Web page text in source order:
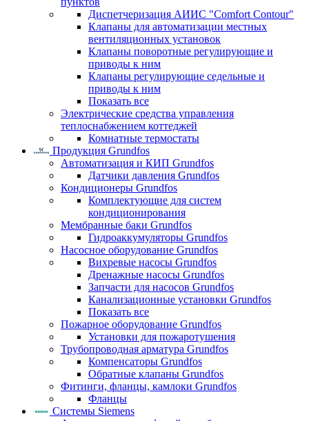
Диспетчеризация АИИС "Comfort Contour"
Клапаны для автоматизации местных
вентиляционных установок
Клапаны поворотные регулирующие и
приводы к ним
Клапаны регулирующие седельные и
приводы к ним
Показать все
Электрические средства управления
теплоснабжением коттеджей
Комнатные термостаты
Продукция Grundfos
Автоматизация и КИП Grundfos
Датчики давления Grundfos
Кондиционеры Grundfos
Комплектующие для систем
кондиционирования
Мембранные баки Grundfos
Гидроаккумуляторы Grundfos
Насосное оборудование Grundfos
Вихревые насосы Grundfos
Дренажные насосы Grundfos
Запчасти для насосов Grundfos
Канализационные установки Grundfos
Показать все
Пожарное оборудование Grundfos
Установки для пожаротушения
Трубопроводная арматура Grundfos
Компенсаторы Grundfos
Обратные клапаны Grundfos
Фитинги, фланцы, камлоки Grundfos
Фланцы
Системы Siemens